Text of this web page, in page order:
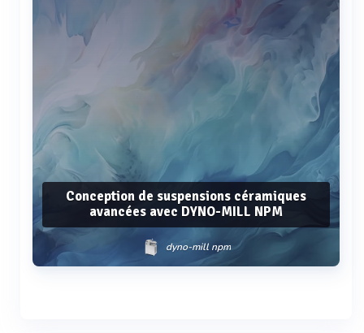
Conception de suspensions céramiques
avancées avec DYNO-MILL NPM
dyno-mill npm